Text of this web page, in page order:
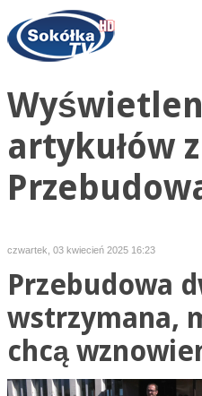
artykułów
czwartek, 03 kwiecień 2025 16:23
Przebudowa
wstrzymana,
chcą